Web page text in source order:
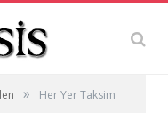
»
Her Yer Taksim